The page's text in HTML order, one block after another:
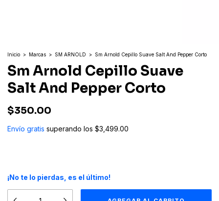
Inicio > Marcas > SM ARNOLD > Sm Arnold Cepillo Suave Salt And Pepper Corto
Sm Arnold Cepillo Suave
Salt And Pepper Corto
$350.00
Envío gratis superando los $3,499.00
¡No te lo pierdas, es el último!